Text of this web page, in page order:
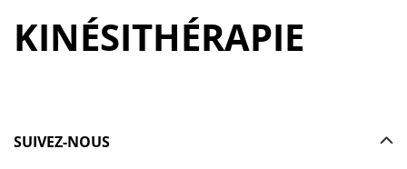
KINÉSITHÉRAPIE
SUIVEZ-NOUS